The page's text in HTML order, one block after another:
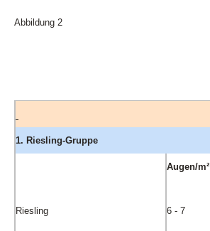
Abbildung 2
1. Riesling-Gruppe
Augen/m²
Riesling 6 - 7